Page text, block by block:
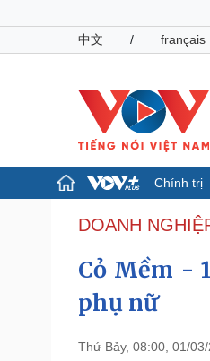
中文
/ français
Chính trị
Chính trị
Tổ chức nhân sự
Quốc hội
Nhận diện sự thật
DOANH
Cỏ Mềm -
phụ nữ
Thứ Bảy, 08:00, 01/